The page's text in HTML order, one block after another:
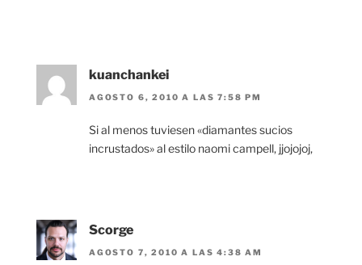
kuanchankei
AGOSTO 6, 2010 A LAS 7:58 PM
Si al menos tuviesen «diamantes sucios
incrustados» al estilo naomi campell, jjojojoj,
Scorge
AGOSTO 7, 2010 A LAS 4:38 AM